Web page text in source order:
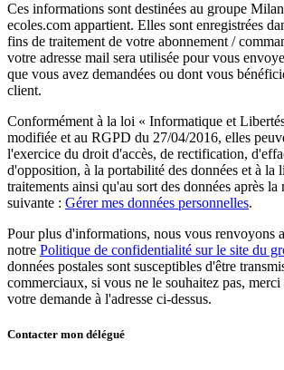
Ces informations sont destinées au groupe
ecoles.com appartient. Elles sont enregistrées
fins de traitement de votre abonnement /
votre adresse mail sera utilisée pour vous
que vous avez demandées ou dont vous
client.
Conformément à la loi « Informatique et
modifiée et au RGPD du 27/04/2016, elles
l'exercice du droit d'accès, de rectification,
d'opposition, à la portabilité des données et à la
traitements ainsi qu'au sort des données après la
suivante : Gérer mes données personnelles.
Pour plus d'informations, nous vous renvoyons
notre Politique de confidentialité sur le site du
données postales sont susceptibles d'être
commerciaux, si vous ne le souhaitez pas, merci
votre demande à l'adresse ci-dessus.
Contacter mon délégué